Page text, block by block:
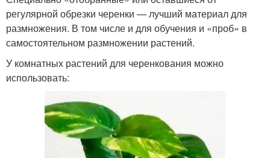
регулярной обрезки черенки — лучший материал для
размножения. В том числе и для обучения и «проб» в
самостоятельном размножении растений.
У комнатных растений для черенкования можно
использовать: